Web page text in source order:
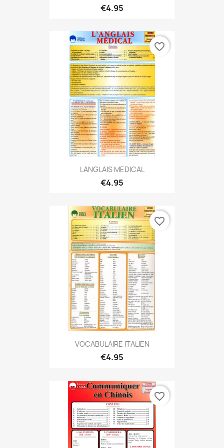
€4.95
LANGLAIS MEDICAL
€4.95
favorite_border
VOCABULAIRE ITALIEN
€4.95
favorite_border
favorite_border